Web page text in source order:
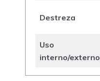
Destreza
Uso
interno/externo